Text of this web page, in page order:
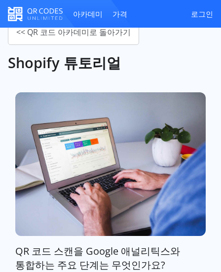
아카데미 가격 로그인
<< QR 코드 아카데미로 돌아가기
Shopify 튜토리얼
QR 코드 스캔을 Google 애널리틱스와
통합하는 주요 단계는 무엇인가요?